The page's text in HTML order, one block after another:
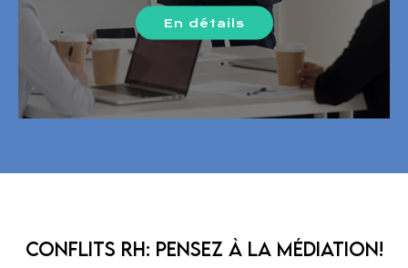
En détails
Conflits RH: pensez à la médiation!